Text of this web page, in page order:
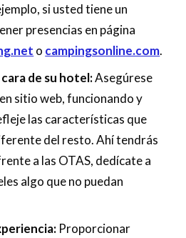
si usted tiene un
presencias en página
o campingsonline.com.
de su hotel:Asegúrese
sitio web, funcionando y
las características que
del resto. Ahí tendrás
a las OTAS, dedícate a
algo que no puedan
Proporcionar